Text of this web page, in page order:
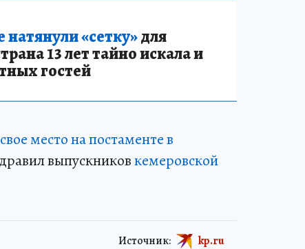
«сетку»для
13 лет тайно искала и
гостей
свое место на постаменте в
выпускниковкемеровской
Источник: kp.ru